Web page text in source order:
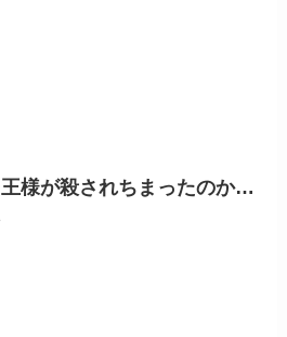
様が殺されちまったのか…